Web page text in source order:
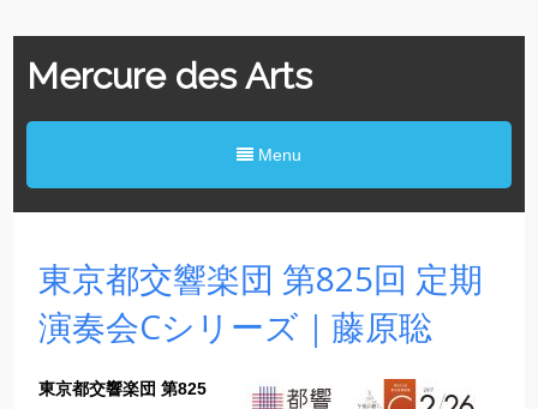
Mercure des Arts
Menu
東京都交響楽団 第825回 定期
演奏会Cシリーズ｜藤原聡
東京都交響楽団 第825